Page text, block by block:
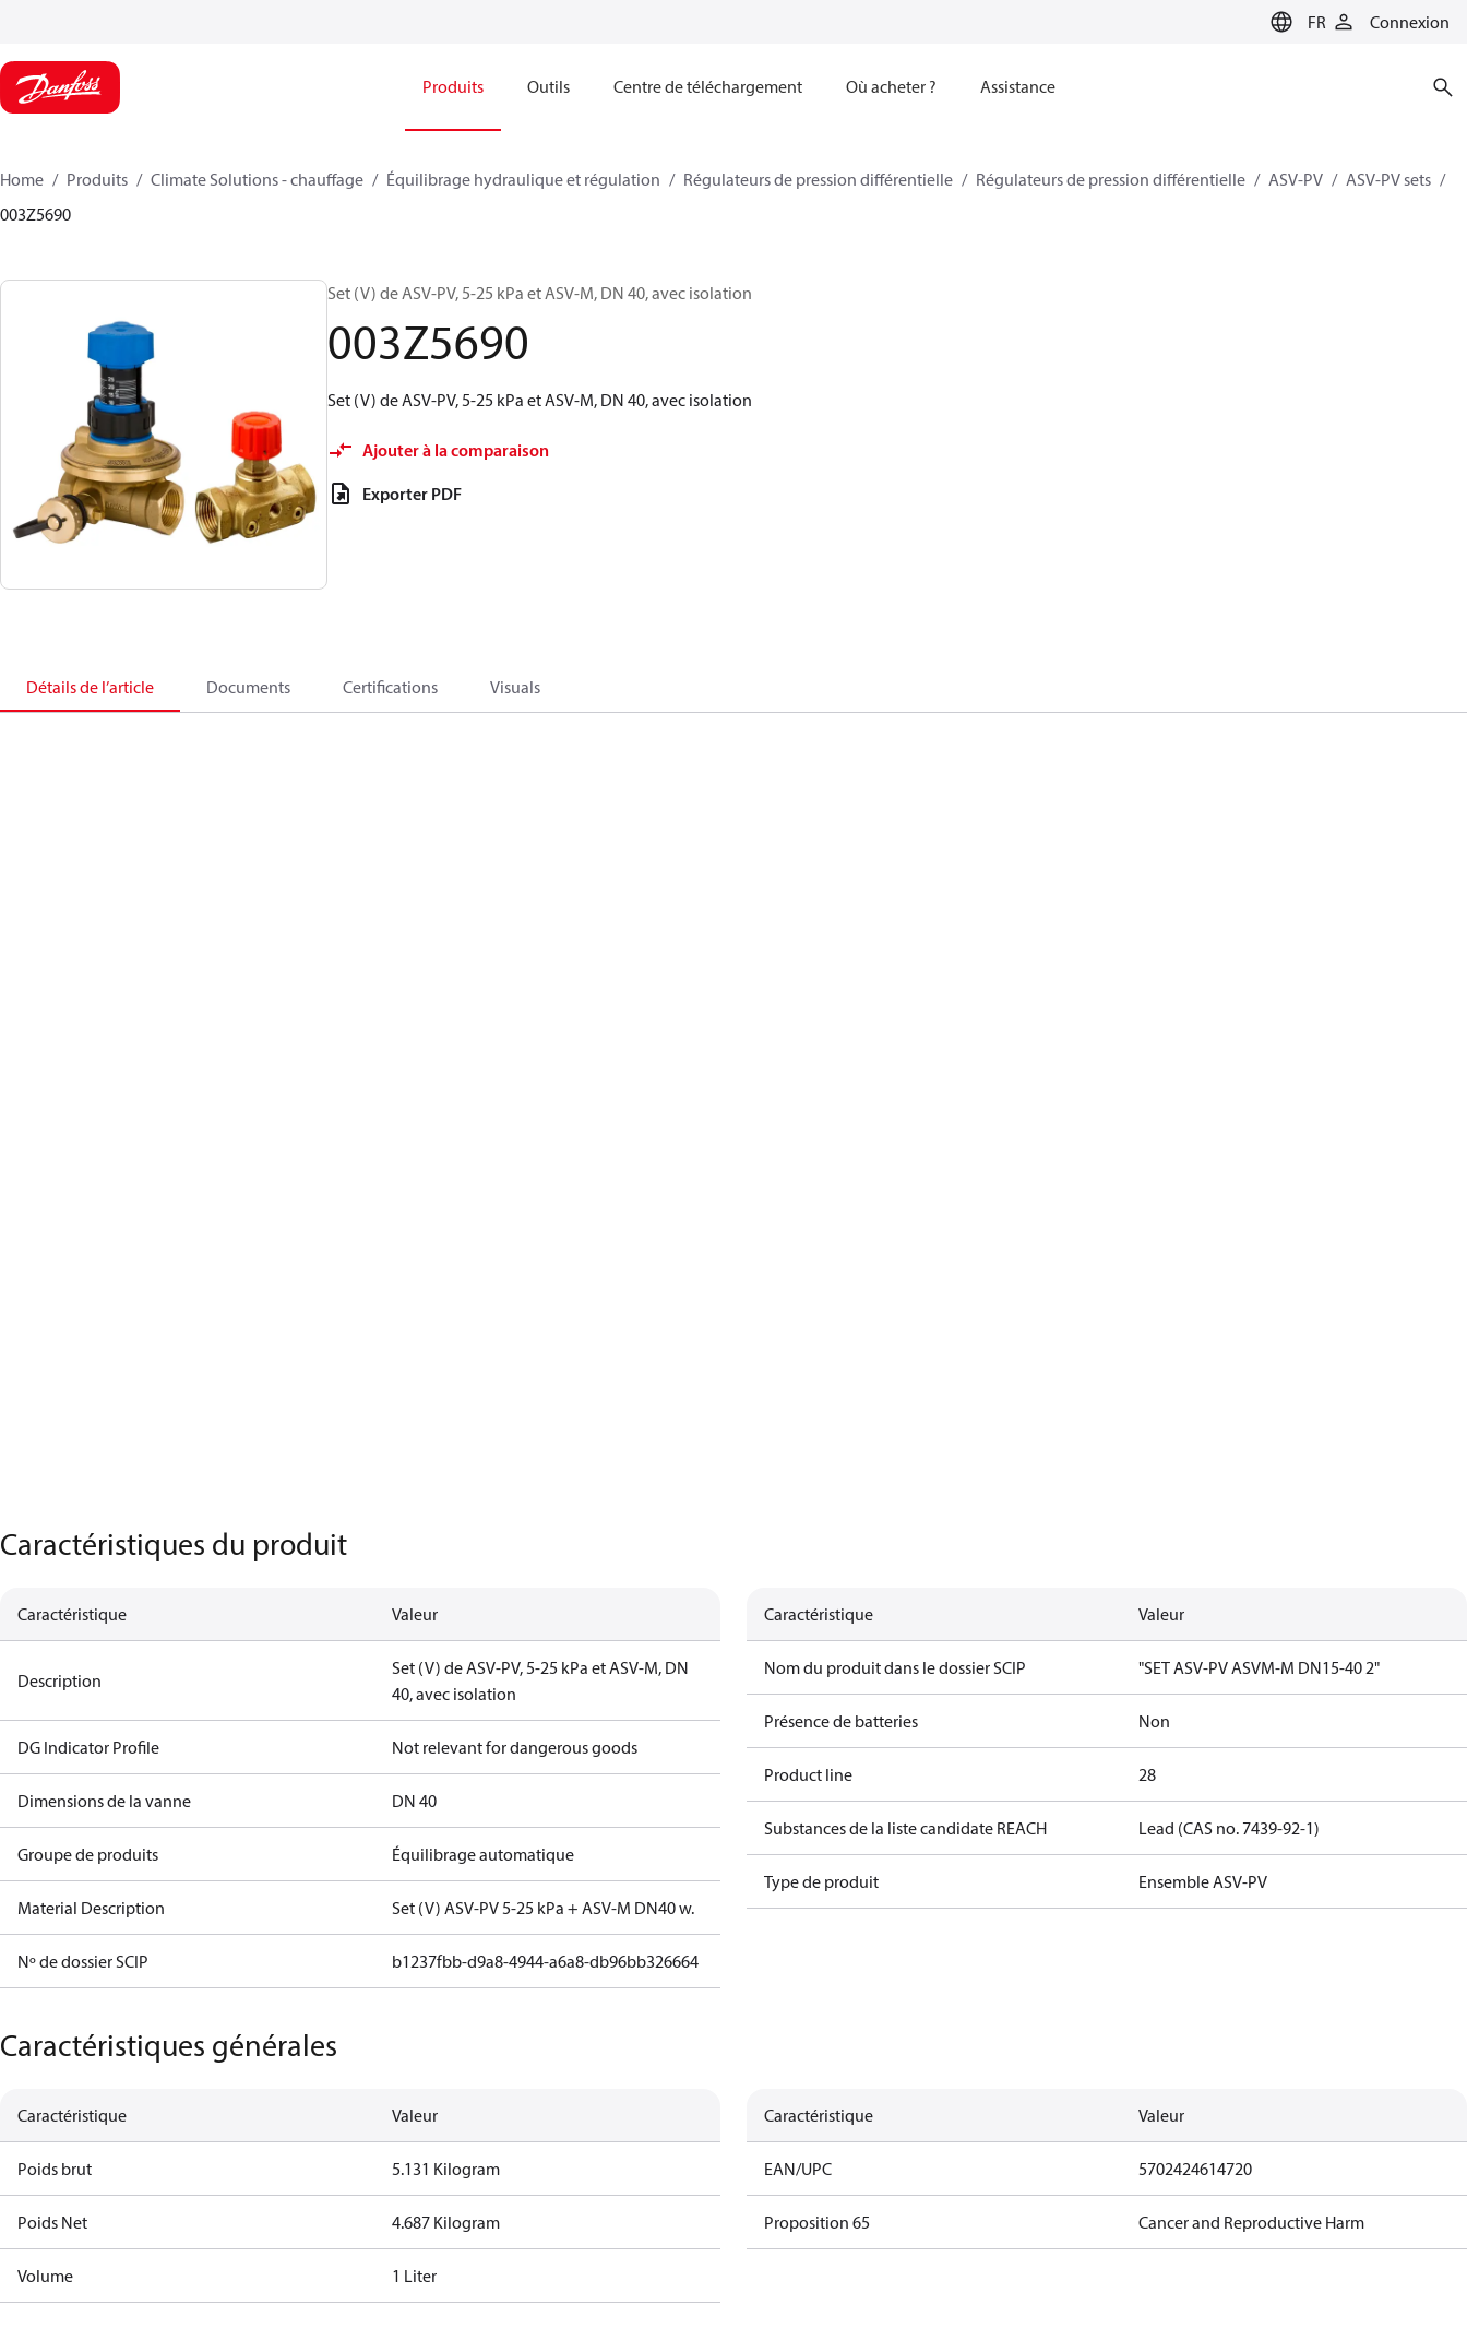
FR Connexion
Produits Outils Centre de téléchargement Où acheter ? Assistance
Home Produits Climate Solutions - chauffage Équilibrage hydraulique et régulation Régulateurs de pression différentielle Régulateurs de pression différentielle ASV-PV
ASV-PV sets
003Z5690
Set (V) de ASV‑PV, 5‑25 kPa et ASV‑M, DN 40, avec isolation
003Z5690
Set (V) de ASV‑PV, 5‑25 kPa et ASV‑M, DN 40, avec isolation
Ajouter à la comparaison
Exporter PDF
Détails de l’article Documents Certifications Visuals
Caractéristiques du produit
Caractéristique Valeur
Description
Set (V) de ASV‑PV, 5‑25 kPa et ASV‑M, DN
40, avec isolation
DG Indicator Profile Not relevant for dangerous goods
Dimensions de la vanne DN 40
Groupe de produits Équilibrage automatique
Material Description Set (V) ASV-PV 5-25 kPa + ASV-M DN40 w.
Nº de dossier SCIP b1237fbb-d9a8-4944-a6a8-db96bb326664
Caractéristique Valeur
Nom du produit dans le dossier SCIP "SET ASV-PV ASVM-M DN15-40 2"
Présence de batteries Non
Product line 28
Substances de la liste candidate REACH Lead (CAS no. 7439-92-1)
Type de produit Ensemble ASV-PV
Caractéristiques générales
Caractéristique Valeur
Poids brut 5.131 Kilogram
Poids Net 4.687 Kilogram
Volume 1 Liter
Caractéristique Valeur
EAN/UPC 5702424614720
Proposition 65 Cancer and Reproductive Harm